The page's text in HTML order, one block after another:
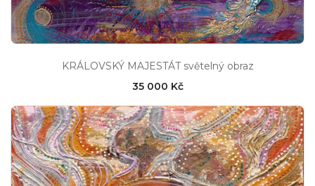
KRÁLOVSKÝ MAJESTÁT světelný obraz
35 000 Kč